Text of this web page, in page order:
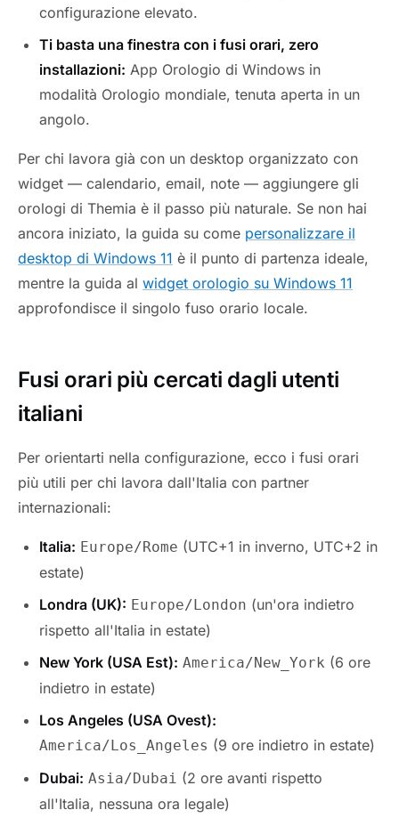
configurazione elevato.
Ti basta una finestra con i fusi orari, zero
installazioni: App Orologio di Windows in
modalità Orologio mondiale, tenuta aperta in un
angolo.
Per chi lavora già con un desktop organizzato con
widget — calendario, email, note — aggiungere gli
orologi di Themia è il passo più naturale. Se non hai
ancora iniziato, la guida su come personalizzare il
desktop di Windows 11 è il punto di partenza ideale,
mentre la guida al widget orologio su Windows 11
approfondisce il singolo fuso orario locale.
Fusi orari più cercati dagli utenti
italiani
Per orientarti nella configurazione, ecco i fusi orari
più utili per chi lavora dall'Italia con partner
internazionali:
Italia: Europe/Rome (UTC+1 in inverno, UTC+2 in
estate)
Londra (UK): Europe/London (un'ora indietro
rispetto all'Italia in estate)
New York (USA Est): America/New_York (6 ore
indietro in estate)
Los Angeles (USA Ovest):
America/Los_Angeles (9 ore indietro in estate)
Dubai: Asia/Dubai (2 ore avanti rispetto
all'Italia, nessuna ora legale)